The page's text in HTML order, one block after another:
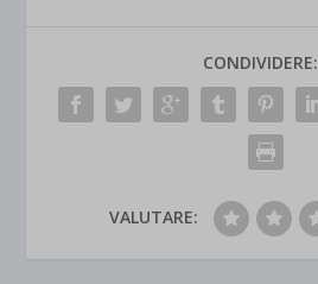
CONDIVIDERE:
VALUTARE: